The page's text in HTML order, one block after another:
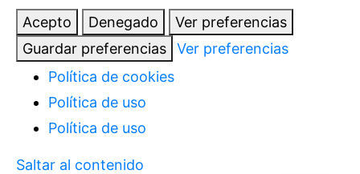
Acepto Denegado
Ver preferencias
Guardar preferencias
Ver preferencias
Política de cookies
Política de uso
Política de uso
Saltar al contenido